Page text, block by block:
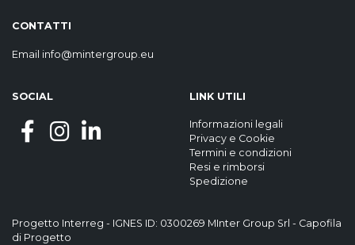
CONTATTI
Email info@mintergroup.eu
Progetto Interreg - IGNES ID: 0300269 MInter Group Srl - Capofila
di Progetto
SOCIAL LINK UTILI
Informazioni legali
Privacy e Cookie
Termini e condizioni
Resi e rimborsi
Spedizione